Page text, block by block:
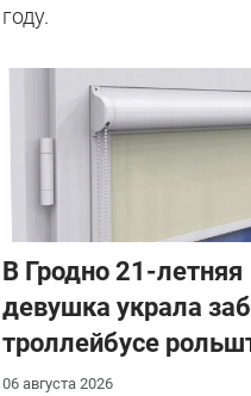
году.
В Гродно 21-летняя
девушка украла
троллейбусе
06 августа 2026